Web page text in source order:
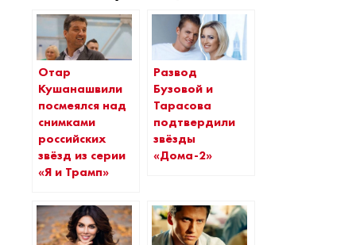
Отар
Кушанашвили
посмеялся над
снимками
российских
звёзд из серии
«Я и Трамп»
Развод
Бузовой и
Тарасова
подтвердили
звёзды
«Дома-2»